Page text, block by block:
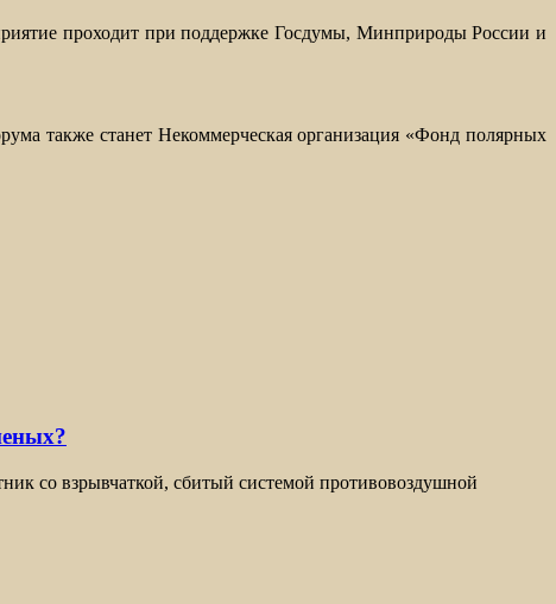
проходит при поддержке Госдумы, Минприроды России и
также станет Некоммерческая организация «Фонд полярных
со взрывчаткой, сбитый системой противовоздушной